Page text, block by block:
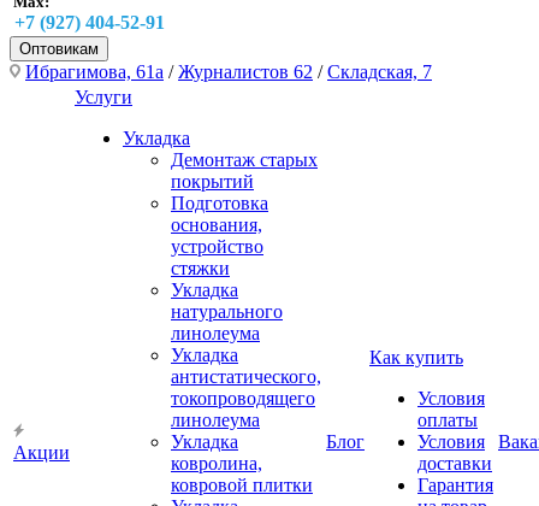
+7 (927) 404-52-91
Оптовикам
Ибрагимова, 61а /Журналистов 62 /Складская, 7
Акции
Услуги
Укладка
Демонтаж старых
покрытий
Подготовка
основания,
устройство
стяжки
Укладка
натурального
линолеума
Укладка
антистатического,
токопроводящего
линолеума
Укладка
ковролина,
ковровой плитки
Блог
Как купить
Условия
оплаты
Условия
доставки
Гарантия